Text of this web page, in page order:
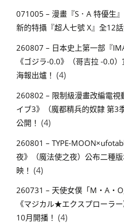
071005 – 漫畫『S．A 特優生
新的特攝『超人七號 X』全12
260807 – 日本史上第一部『
《ゴジラ-0.0》（哥吉拉 -0.0
海報出爐！ (4)
260802 – 限制級漫畫改編電視
イブ3》（魔都精兵的奴隸 第3
公開！ (4)
260801 – TYPE-
夜》（魔法使之夜）公布二種
映！ (4)
260731 – 天使女僕「M・A・
《マジカル★エクスプローラ
10月開播！ (4)